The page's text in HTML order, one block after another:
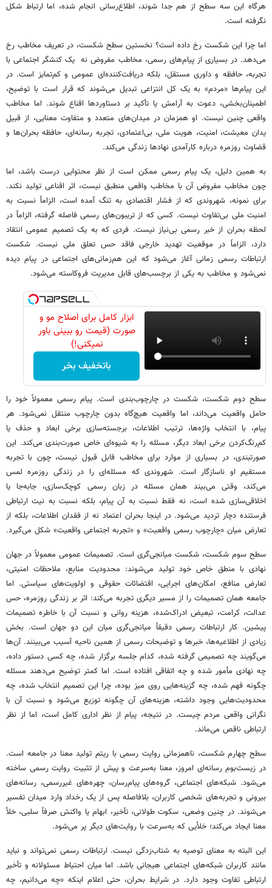
هرگاه این سه سطح از هم جدا شوند، اطلاع‌رسانی انجام شده، اما ارتباط شکل
نگرفته است.
اما چرا این شکست رخ داده است؟ نخستین سطح شکست، در تعریف مخاطب رخ
می‌دهد. در بسیاری از پیام‌های رسمی، مخاطب مفروض نه یک کنشگر اجتماعی با
تجربه، حافظه و داوری مستقل، بلکه دریافت‌کننده‌ای عمومی و کم‌تمایز است. در
این پیام‌ها «مردم» به یک کل انتزاعی تبدیل می‌شوند که قرار است با توضیح،
اطمینان‌بخشی، دعوت به آرامش یا تأکید بر دستاوردها اقناع شوند. اما مخاطب
واقعی چنین نیست. او همزمان در میدان‌های متعدد و متفاوت معنایی، از قبیل
یدان معیشت، امنیت، هویت ملی، بی‌اعتمادی، تجربه رسانه‌ای، حافظه بحران‌ها و
قضاوت روزمره درباره کارآمدی نهادها زندگی می‌کند.
به همین دلیل، یک پیام رسمی ممکن است از نظر محتوایی درست باشد، اما
چون مخاطب مفروض آن با مخاطب واقعی منطبق نیست، اثر اقناعی تولید نکند.
برای نمونه، شهروندی که از فشار اقتصادی به تنگ آمده است، الزاماً نسبت به
امنیت ملی بی‌تفاوت نیست. کسی که از تریبون‌های رسمی فاصله گرفته، الزاماً در
لحظه بحران از خبر رسمی بی‌نیاز نیست. فردی که به یک تصمیم عمومی انتقاد
دارد، الزاماً در موقعیت تهدید خارجی فاقد حس تعلق ملی نیست. شکست
ارتباطات رسمی زمانی آغاز می‌شود که این هم‌زمانی‌های اجتماعی در پیام دیده
نمی‌شود و مخاطب به یکی از برچسب‌های قابل مدیریت فروکاسته می‌شود.
ابزار کامل برای اصلاح مو و
صورت (قیمت رو ببینی باور
نمیکنی!)
باتخفیف بخر
سطح دوم شکست، شکست در چارچوب‌بندی است. پیام رسمی معمولاً خود را
حامل واقعیت می‌داند، اما واقعیت هیچ‌گاه بدون چارچوب منتقل نمی‌شود. هر
پیام، با انتخاب واژه‌ها، ترتیب اطلاعات، برجسته‌سازی برخی ابعاد و حذف یا
کم‌رنگ‌کردن برخی ابعاد دیگر، مسئله را به شیوه‌ای خاص صورت‌بندی می‌کند. این
صورتبندی، در بسیاری از موارد برای مخاطب قابل قبول نیست، چون با تجربه
مستقیم او ناسازگار است. شهروندی که مسئله‌ای را در زندگی روزمره لمس
می‌کند، وقتی می‌بیند همان مسئله در زبان رسمی کوچک‌سازی، جابه‌جا یا
اخلاقی‌سازی شده است، نه فقط نسبت به آن پیام، بلکه نسبت به نیت ارتباطی
فرستنده دچار تردید می‌شود. در اینجا بحران اعتماد نه از فقدان اطلاعات، بلکه از
تعارض میان «چارچوب رسمی واقعیت» و «تجربه اجتماعی واقعیت» شکل می‌گیرد.
سطح سوم شکست، شکست میانجی‌گری است. تصمیمات عمومی معمولاً در جهان
نهادی با منطق خاص خود تولید می‌شوند: محدودیت منابع، ملاحظات امنیتی،
تعارض منافع، امکان‌های اجرایی، اقتضائات حقوقی و اولویت‌های سیاستی. اما
جامعه همان تصمیمات را از مسیر دیگری تجربه می‌کند: اثر بر زندگی روزمره، حس
عدالت، کرامت، تبعیض ادراک‌شده، هزینه روانی و نسبت آن با خاطره تصمیمات
پیشین. کار ارتباطات رسمی دقیقاً میانجی‌گری میان این دو جهان است. بخش
زیادی از اطلاعیه‌ها، خبرها و توضیحات رسمی از همین ناحیه آسیب می‌بینند. آن‌ها
می‌گویند چه تصمیمی گرفته شده، کدام جلسه برگزار شده، چه کسی دستور داده،
چه نهادی مأمور شده و چه اتفاقی افتاده است. اما کمتر توضیح می‌دهند مسئله
چگونه فهم شده، چه گزینه‌هایی روی میز بوده، چرا این تصمیم انتخاب شده، چه
محدودیت‌هایی وجود داشته، هزینه‌های آن چگونه توزیع می‌شود و نسبت آن با
نگرانی واقعی مردم چیست. در نتیجه، پیام از نظر اداری کامل است، اما از نظر
ارتباطی ناقص می‌ماند.
سطح چهارم شکست، ناهمزمانی روایت رسمی با ریتم تولید معنا در جامعه است.
در زیست‌بوم رسانه‌ای امروز، معنا به‌سرعت و پیش از تثبیت روایت رسمی ساخته
می‌شود. شبکه‌های اجتماعی، گروه‌های پیام‌رسان، چهره‌های غیررسمی، رسانه‌های
بیرونی و تجربه‌های شخصی کاربران، بلافاصله پس از یک رخداد وارد میدان تفسیر
می‌شوند. در چنین وضعی، سکوت طولانی، تأخیر، ابهام یا واکنش صرفاً سلبی، خلأ
معنا ایجاد می‌کند؛ خلأیی که به‌سرعت با روایت‌های دیگر پر می‌شود.
این البته به معنای توصیه به شتاب‌زدگی نیست. ارتباطات رسمی نمی‌تواند و نباید
مانند کاربران شبکه‌های اجتماعی هیجانی باشد. اما میان احتیاط مسئولانه و تأخیر
ارتباطی تفاوت وجود دارد. در شرایط بحران، حتی اعلام اینکه «چه می‌دانیم، چه